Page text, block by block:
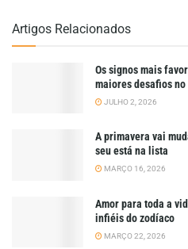
Artigos Relacionados
Os signos mais
maiores desafios
JULHO 2, 2026
A primavera vai
seu está na lista
MARÇO 16, 2026
Amor para toda a
infiéis do zodíaco
MARÇO 22, 2026